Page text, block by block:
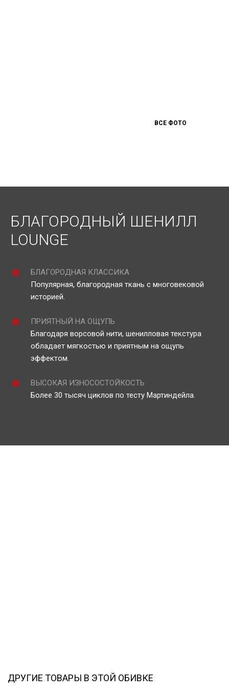
ВСЕ ФОТО
БЛАГОРОДНЫЙ ШЕНИЛЛ
LOUNGE
БЛАГОРОДНАЯ КЛАССИКА
Популярная, благородная ткань с многовековой
историей.
ПРИЯТНЫЙ НА ОЩУПЬ
Благодаря ворсовой нити, шенилловая текстура
обладает мягкостью и приятным на ощупь
эффектом.
ВЫСОКАЯ ИЗНОСОСТОЙКОСТЬ
Более 30 тысяч циклов по тесту Мартиндейла.
ДРУГИЕ ТОВАРЫ В ЭТОЙ ОБИВКЕ